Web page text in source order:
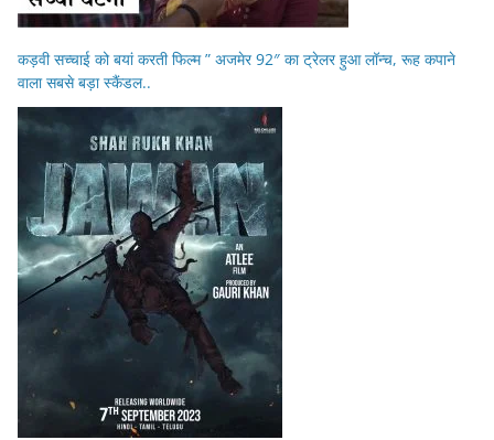
कड़वी सच्चाई को बयां करती फिल्म ” अजमेर 92″ का ट्रेलर हुआ लॉन्च, रूह कपाने
वाला सबसे बड़ा स्कैंडल..